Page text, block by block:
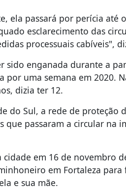
ela passará por perícia até
esclarecimento das
processuais cabíveis",
sido enganada durante a
por uma semana em 2020.
dizia ter 12.
do Sul, a rede de
que passaram a circular na
cidade em 16 de novembro
em Fortaleza
e sua mãe.